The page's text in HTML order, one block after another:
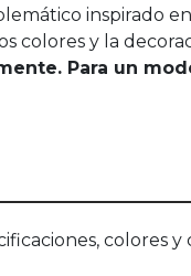
inspirado
colores y la
Para un
colores